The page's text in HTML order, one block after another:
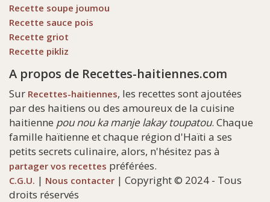
Recette soupe joumou
Recette sauce pois
Recette griot
Recette pikliz
A propos de Recettes-haitiennes.com
Sur Recettes-haitiennes, les recettes sont ajoutées
par des haitiens ou des amoureux de la cuisine
haitienne pou nou ka manje lakay toupatou. Chaque
famille haïtienne et chaque région d'Haïti a ses
petits secrets culinaire, alors, n'hésitez pas à
partager vos recettes préférées.
C.G.U. | Nous contacter | Copyright © 2024 - Tous
droits réservés